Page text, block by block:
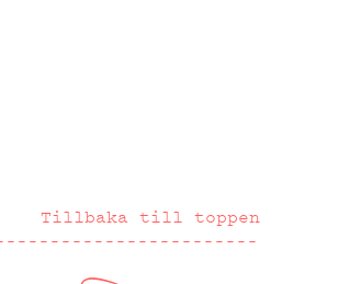
Tillbaka till toppen